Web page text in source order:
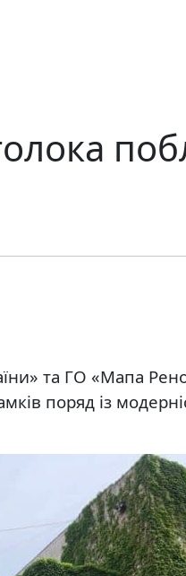
та ГО «Мапа
поряд із